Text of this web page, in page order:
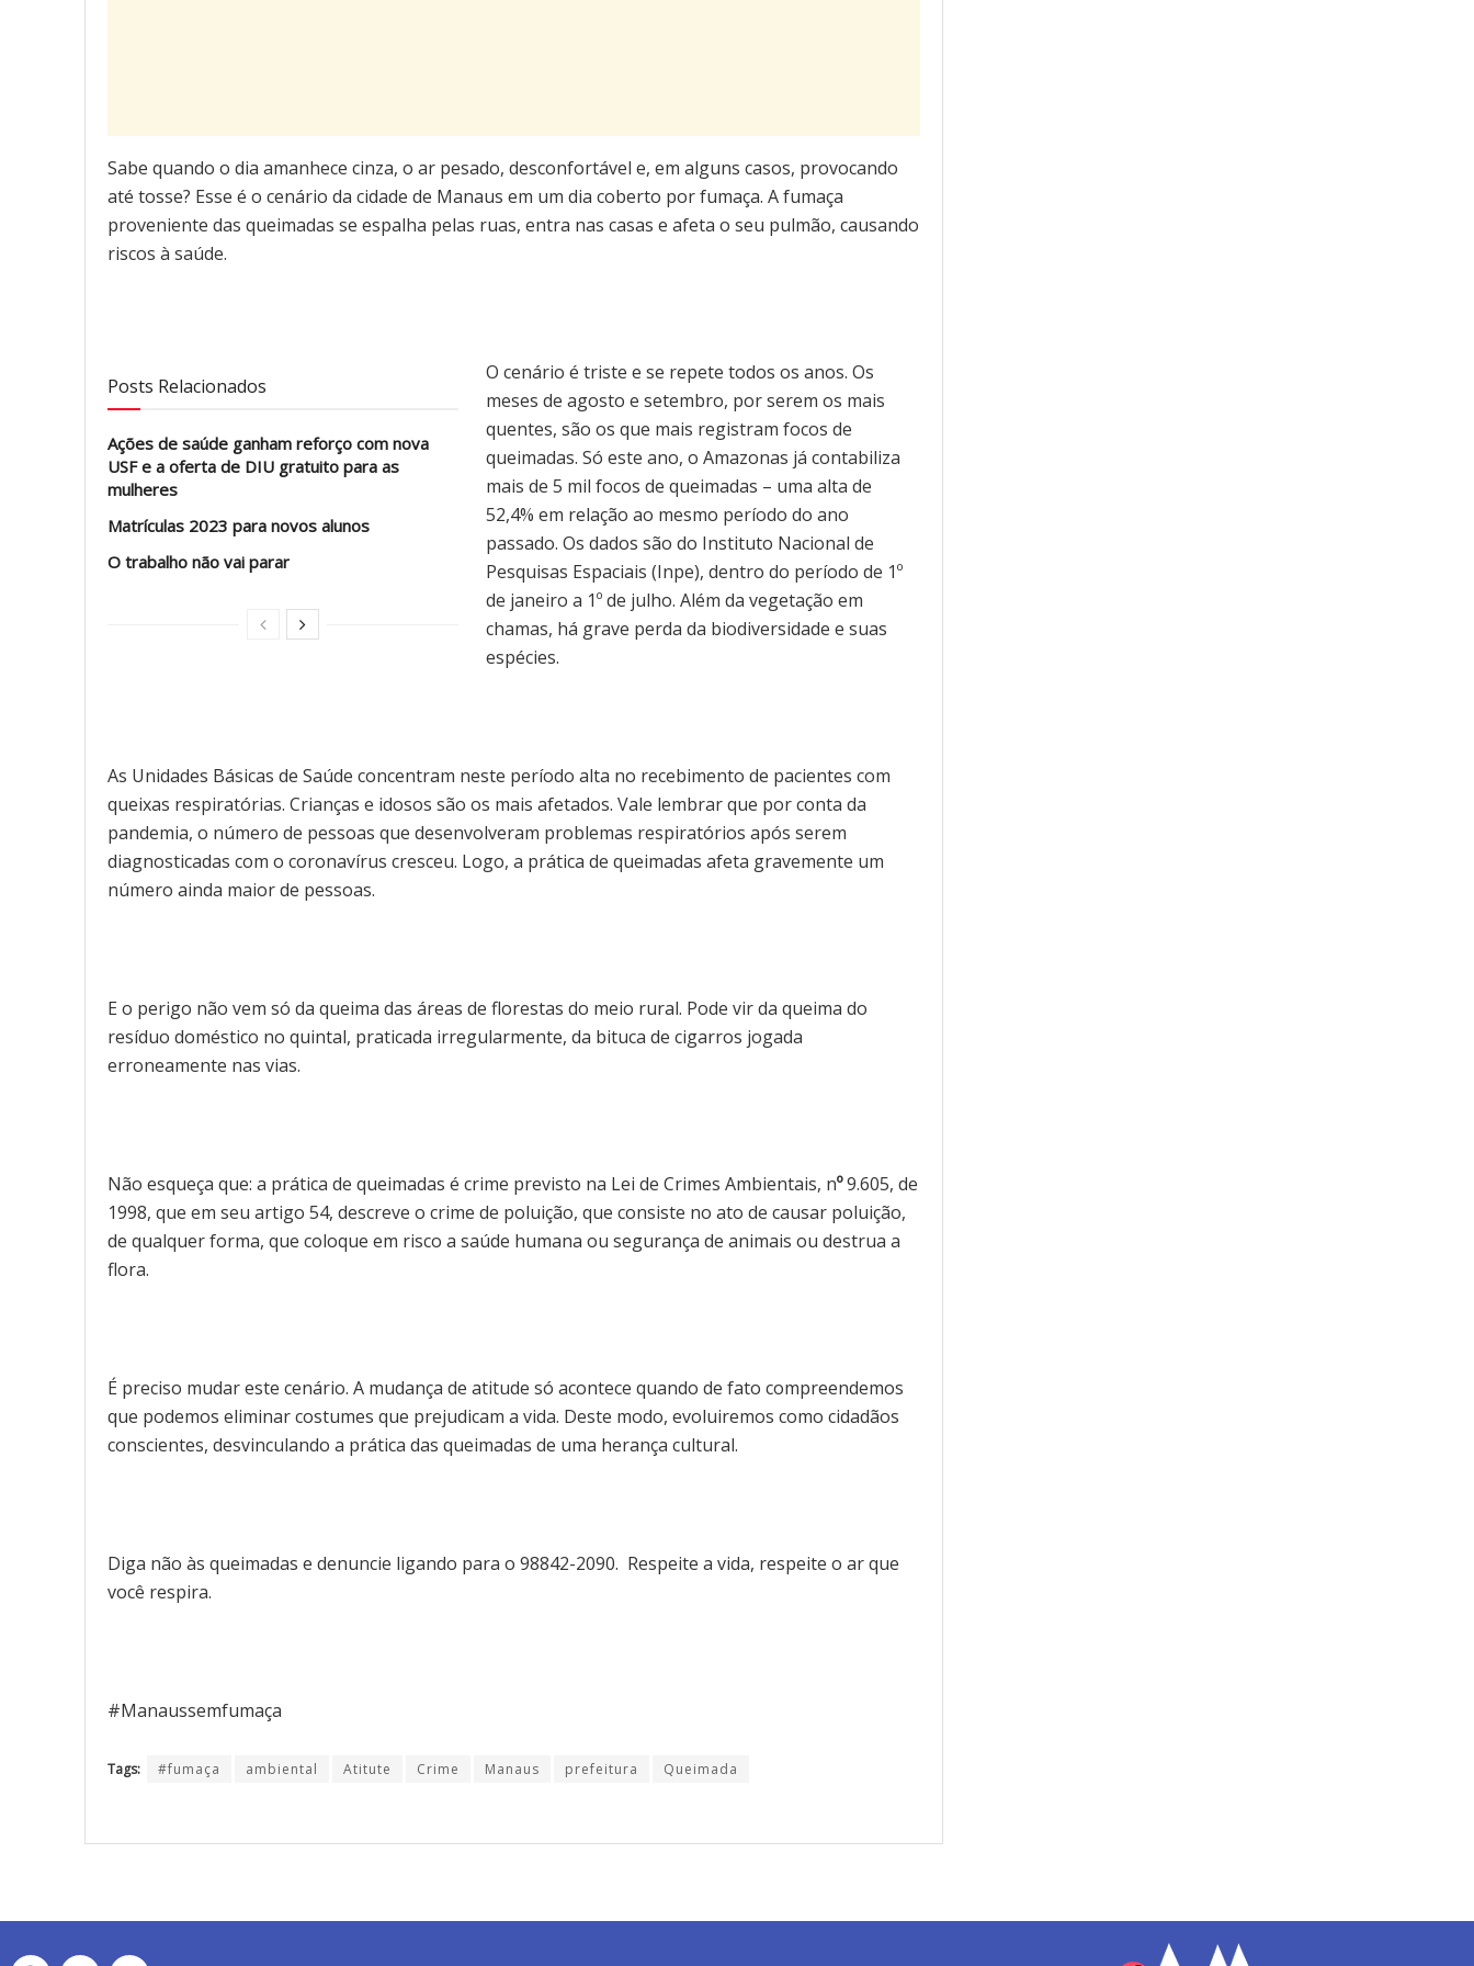
Sabe quando o dia amanhece cinza, o ar pesado, desconfortável e, em alguns casos, provocando
até tosse? Esse é o cenário da cidade de Manaus em um dia coberto por fumaça. A fumaça
proveniente das queimadas se espalha pelas ruas, entra nas casas e afeta o seu pulmão, causando
riscos à saúde.
Posts Relacionados
Ações de saúde ganham reforço com nova
USF e a oferta de DIU gratuito para as
mulheres
Matrículas 2023 para novos alunos
O trabalho não vai parar
O cenário é triste e se repete todos os anos. Os
meses de agosto e setembro, por serem os mais
quentes, são os que mais registram focos de
queimadas. Só este ano, o Amazonas já contabiliza
mais de 5 mil focos de queimadas – uma alta de
52,4% em relação ao mesmo período do ano
passado. Os dados são do Instituto Nacional de
Pesquisas Espaciais (Inpe), dentro do período de 1º
de janeiro a 1º de julho. Além da vegetação em
chamas, há grave perda da biodiversidade e suas
espécies.
As Unidades Básicas de Saúde concentram neste período alta no recebimento de pacientes com
queixas respiratórias. Crianças e idosos são os mais afetados. Vale lembrar que por conta da
pandemia, o número de pessoas que desenvolveram problemas respiratórios após serem
diagnosticadas com o coronavírus cresceu. Logo, a prática de queimadas afeta gravemente um
número ainda maior de pessoas.
E o perigo não vem só da queima das áreas de florestas do meio rural. Pode vir da queima do
resíduo doméstico no quintal, praticada irregularmente, da bituca de cigarros jogada
erroneamente nas vias.
Não esqueça que: a prática de queimadas é crime previsto na Lei de Crimes Ambientais, nº9.605, de
1998, que em seu artigo 54, descreve o crime de poluição, que consiste no ato de causar poluição,
de qualquer forma, que coloque em risco a saúde humana ou segurança de animais ou destrua a
flora.
É preciso mudar este cenário. A mudança de atitude só acontece quando de fato compreendemos
que podemos eliminar costumes que prejudicam a vida. Deste modo, evoluiremos como cidadãos
conscientes, desvinculando a prática das queimadas de uma herança cultural.
Diga não às queimadas e denuncie ligando para o 98842-2090. Respeite a vida, respeite o ar que
você respira.
#Manaussemfumaça
Tags: #fumaça ambiental Atitute Crime Manaus prefeitura Queimada